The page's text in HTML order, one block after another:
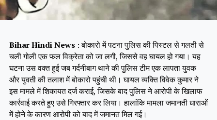
Bihar Hindi News : बोकारो में पटना पुलिस की पिस्टल से गलती से
चली गोली एक फल विक्रेता को जा लगी, जिससे वह घायल हो गया। यह
घटना उस वक्त हुई जब गर्दनीबाग थाने की पुलिस टीम एक लापता युवक
और युवती की तलाश में बोकारो पहुंची थी। घायल व्यक्ति विवेक कुमार ने
इस मामले में शिकायत दर्ज कराई, जिसके बाद पुलिस ने आरोपी के खिलाफ
कार्रवाई करते हुए उसे गिरफ्तार कर लिया। हालांकि मामला जमानती धाराओं
में होने के कारण आरोपी को बाद में जमानत मिल गई।